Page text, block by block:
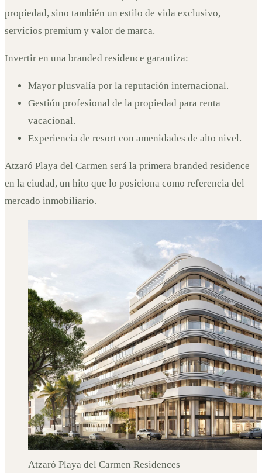
propiedad, sino también un estilo de vida exclusivo,
servicios premium y valor de marca.
Invertir en una branded residence garantiza:
Mayor plusvalía por la reputación internacional.
Gestión profesional de la propiedad para renta
vacacional.
Experiencia de resort con amenidades de alto nivel.
Atzaró Playa del Carmen será la primera branded residence
en la ciudad, un hito que lo posiciona como referencia del
mercado inmobiliario.
Atzaró Playa del Carmen Residences